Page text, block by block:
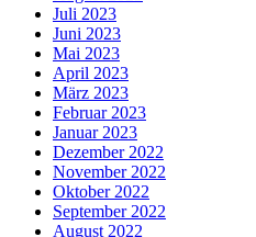
Juli 2023
Juni 2023
Mai 2023
April 2023
März 2023
Februar 2023
Januar 2023
Dezember 2022
November 2022
Oktober 2022
September 2022
August 2022